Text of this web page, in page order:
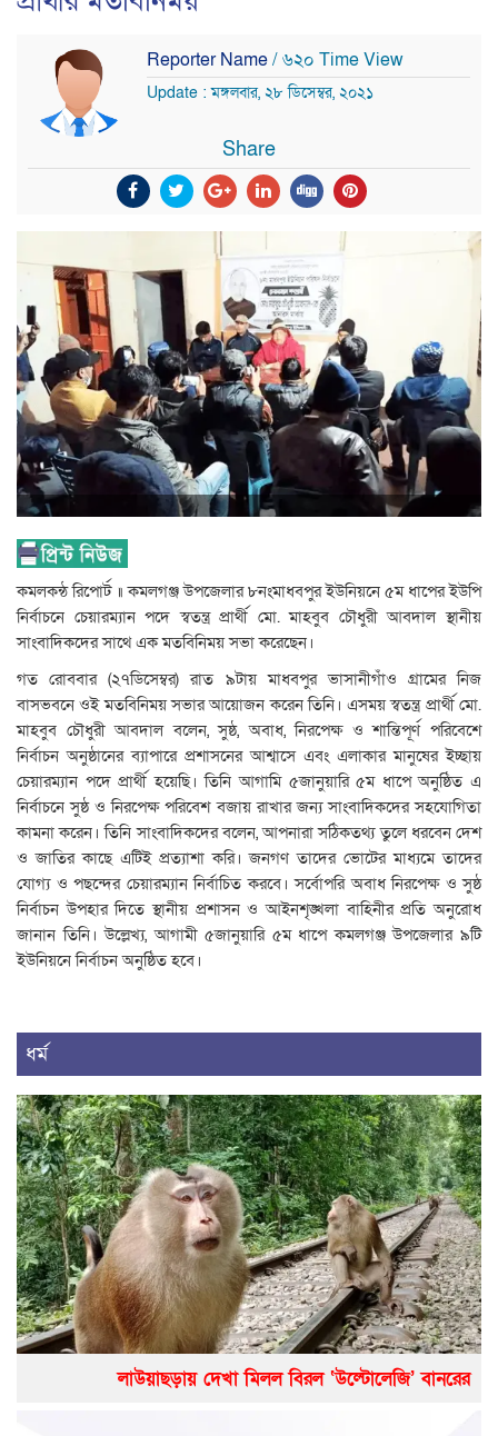
Reporter Name/ ৬২০ Time View
Update : মঙ্গলবার, ২৮ ডিসেম্বর, ২০২১
Share
কমলকন্ঠ রিপোর্ট ॥ কমলগঞ্জ উপজেলার ৮নংমাধবপুর ইউনিয়নে ৫ম ধাপের ইউপি
নির্বাচনে চেয়ারম্যান পদে স্বতন্ত্র প্রার্থী মো. মাহবুব চৌধুরী আবদাল স্থানীয়
সাংবাদিকদের সাথে এক মতবিনিময় সভা করেছেন।
গত রোববার (২৭ডিসেম্বর) রাত ৯টায় মাধবপুর ভাসানীগাঁও গ্রামের নিজ
বাসভবনে ওই মতবিনিময় সভার আয়োজন করেন তিনি। এসময় স্বতন্ত্র প্রার্থী মো.
মাহবুব চৌধুরী আবদাল বলেন, সুষ্ঠ, অবাধ, নিরপেক্ষ ও শান্তিপূর্ণ পরিবেশে
নির্বাচন অনুষ্ঠানের ব্যাপারে প্রশাসনের আশ্বাসে এবং এলাকার মানুষের ইচ্ছায়
চেয়ারম্যান পদে প্রার্থী হয়েছি। তিনি আগামি ৫জানুয়ারি ৫ম ধাপে অনুষ্ঠিত এ
নির্বাচনে সুষ্ঠ ও নিরপেক্ষ পরিবেশ বজায় রাখার জন্য সাংবাদিকদের সহযোগিতা
কামনা করেন। তিনি সাংবাদিকদের বলেন, আপনারা সঠিকতথ্য তুলে ধরবেন দেশ
ও জাতির কাছে এটিই প্রত্যাশা করি। জনগণ তাদের ভোটের মাধ্যমে তাদের
যোগ্য ও পছন্দের চেয়ারম্যান নির্বাচিত করবে। সর্বোপরি অবাধ নিরপেক্ষ ও সুষ্ঠ
নির্বাচন উপহার দিতে স্থানীয় প্রশাসন ও আইনশৃঙ্খলা বাহিনীর প্রতি অনুরোধ
জানান তিনি। উল্লেখ্য, আগামী ৫জানুয়ারি ৫ম ধাপে কমলগঞ্জ উপজেলার ৯টি
ইউনিয়নে নির্বাচন অনুষ্ঠিত হবে।
ধর্ম
লাউয়াছড়ায় দেখা মিলল বিরল ‘উল্টোলেজি’ বানরের